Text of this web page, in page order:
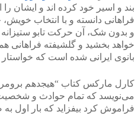
بند و اسیر خود کرده اند و ایشان
فراهانی دانسته و با انتخاب
و بدون شک، آن حرکت تابو ستیزانه
خواهد بخشید و گلشیفته فراهانی
بانوی ایرانی شده است که
کارل مارکس کتاب “هیجدهم برومر
می‌نویسد که تمام حوادث و
فراموش کرد بیفزاید که بار